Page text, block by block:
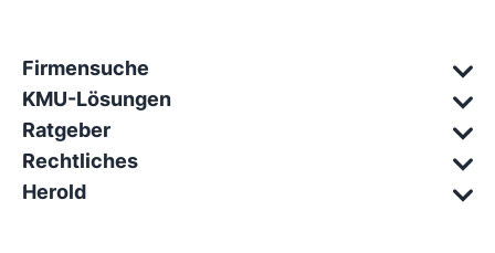
Firmensuche
KMU-Lösungen
Ratgeber
Rechtliches
Herold